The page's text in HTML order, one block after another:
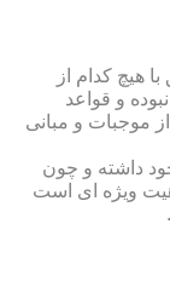
هیچ کدام از
و قواعد
موجبات و مبانی
داشته و چون
ویژه ای است